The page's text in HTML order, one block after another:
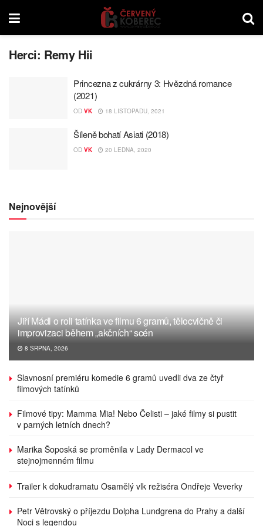
Herci: Remy Hii
Princezna z cukrárny 3: Hvězdná romance
(2021)
OD VK 18 LISTOPADU, 2021
Šíleně bohatí Asiati (2018)
OD VK 20 LEDNA, 2020
Nejnovější
Jiří Mádl o roli tatínka ve filmu 6 gramů, tělocvičně či
improvizaci během „akčních“ scén
8 SRPNA, 2026
Slavnosní premiéru komedie 6 gramů uvedli dva ze čtyř
filmových tatínků
Filmové tipy: Mamma Mia! Nebo Čelisti – jaké filmy si pustit
v parných letních dnech?
Marika Šoposká se proměnila v Lady Dermacol ve
stejnojmenném filmu
Trailer k dokudramatu Osamělý vlk režiséra Ondřeje Veverky
Petr Větrovský o příjezdu Dolpha Lundgrena do Prahy a další
Noci s legendou